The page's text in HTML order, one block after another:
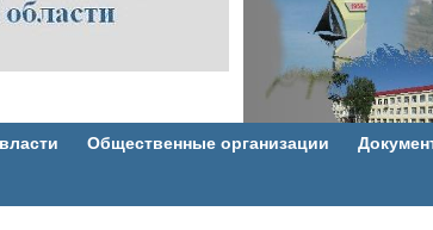
Общественные организации